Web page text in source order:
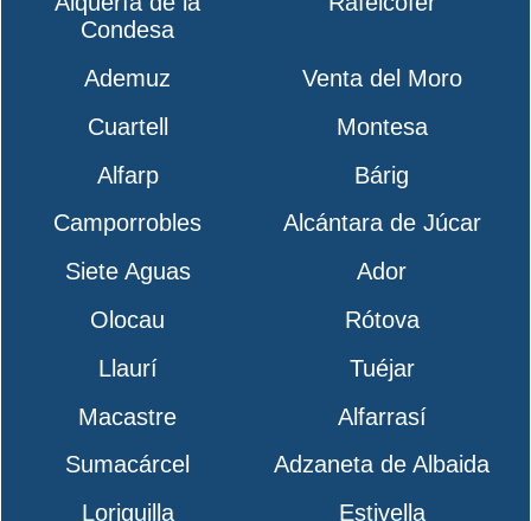
Condesa
Ademuz
Venta del Moro
Cuartell
Montesa
Alfarp
Bárig
Camporrobles
Alcántara de Júcar
Siete Aguas
Ador
Olocau
Rótova
Llaurí
Tuéjar
Macastre
Alfarrasí
Sumacárcel
Adzaneta de Albaida
Loriguilla
Estivella